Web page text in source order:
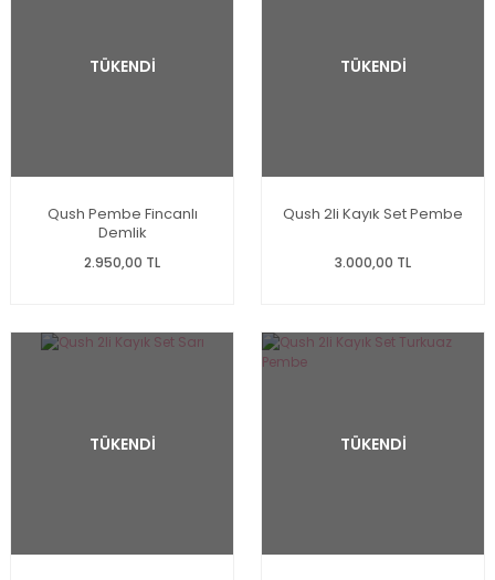
TÜKENDİ
Qush Pembe Fincanlı
Demlik
2.950,00 TL
TÜKENDİ
Qush 2li Kayık Set Pembe
3.000,00 TL
TÜKENDİ TÜKENDİ